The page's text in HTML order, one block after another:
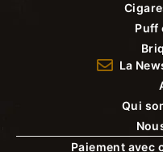
Puff
La
Qui
Paiement avec